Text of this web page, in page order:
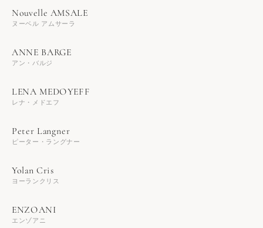
ヌーベル アムサーラ
アン・バルジ
レナ・メドエフ
ピーター・ラングナー
ヨーランクリス
エンゾアニ